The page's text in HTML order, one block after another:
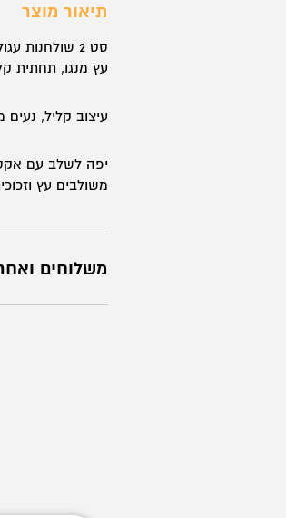
תיאור מוצר
סט 2 שולחנות
עץ מנגו, תחתית
עיצוב קליל,
יפה לשלב עם
משולבים עץ
משלוחים